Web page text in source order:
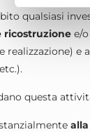
qualsiasi
ricostruzione e/o
realizzazione)
questa